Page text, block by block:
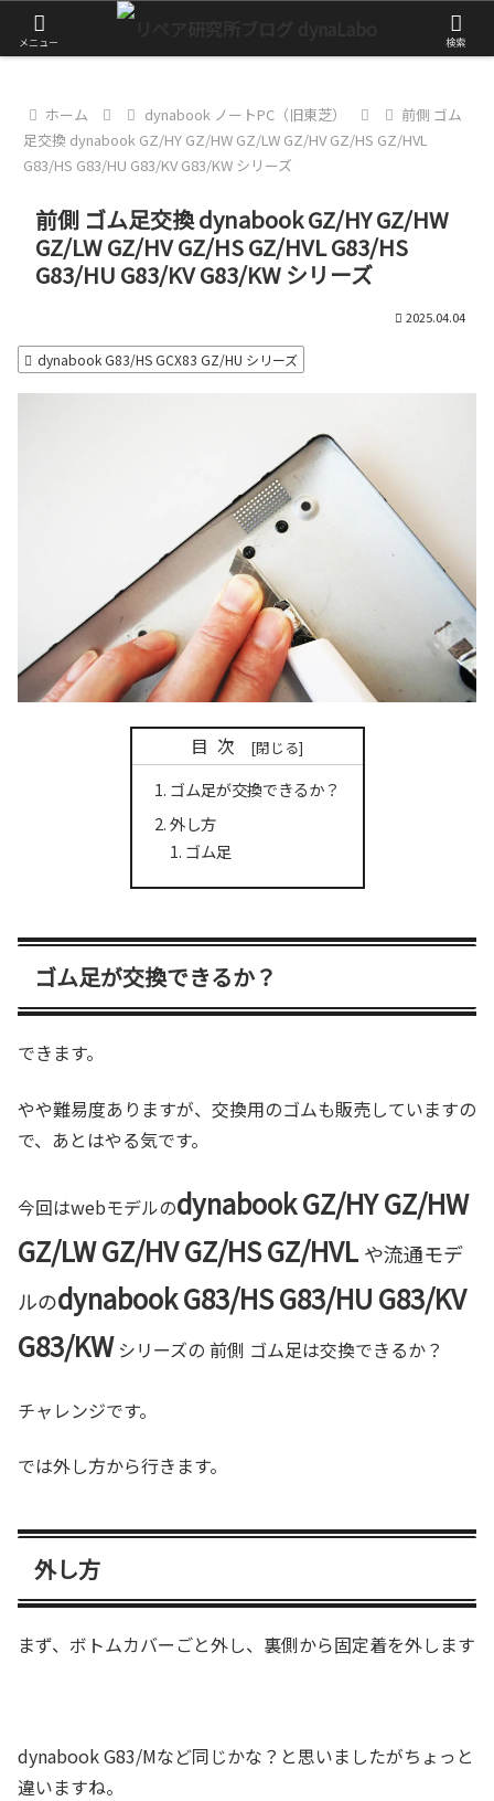
ホーム dynabook ノートPC（旧東芝）
前側 ゴム
足交換 dynabook GZ/HY GZ/HW GZ/LW GZ/HV GZ/HS GZ/HVL
G83/HS G83/HU G83/KV G83/KW シリーズ
前側 ゴム足交換 dynabook GZ/HY GZ/HW
GZ/LW GZ/HV GZ/HS GZ/HVL G83/HS
G83/HU G83/KV G83/KW シリーズ
2025.04.04
dynabook G83/HS GCX83 GZ/HU シリーズ
目次
ゴム足が交換できるか？
外し方
ゴム足
ゴム足が交換できるか？
できます。
やや難易度ありますが、交換用のゴムも販売していますの
で、あとはやる気です。
今回はwebモデルのdynabook GZ/HY GZ/HW
GZ/LW GZ/HV GZ/HS GZ/HVL や流通モデ
ルのdynabook G83/HS G83/HU G83/KV
G83/KW シリーズの 前側 ゴム足は交換できるか？
チャレンジです。
では外し方から行きます。
外し方
まず、ボトムカバーごと外し、裏側から固定着を外します
dynabook G83/Mなど同じかな？と思いましたがちょっと
違いますね。
メニュー 検索